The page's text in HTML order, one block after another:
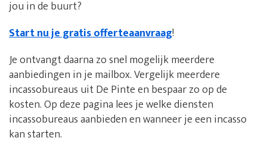
jou in de buurt?
Start nu je gratis offerteaanvraag!
Je ontvangt daarna zo snel mogelijk meerdere
aanbiedingen in je mailbox. Vergelijk meerdere
incassobureaus uit De Pinte en bespaar zo op de
kosten. Op deze pagina lees je welke diensten
incassobureaus aanbieden en wanneer je een incasso
kan starten.